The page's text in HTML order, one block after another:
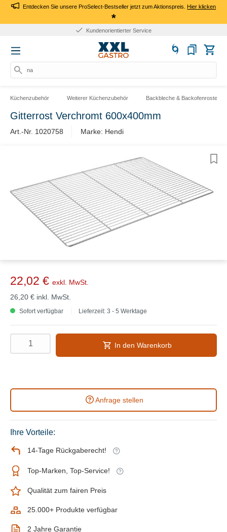
Entdecken Sie unsere ProSelect-Bestseller jetzt zum Aktionspreis.Hier klicken
*
Kundenorientierter Service
nach
Küchenzubehör Weiterer Küchenzubehör Backbleche & Backofenroste
Gitterrost Verchromt 600x400mm
Art.-Nr. 1020758 Marke: Hendi
22,02 € exkl. MwSt.
26,20 € inkl. MwSt.
Sofort verfügbar Lieferzeit: 3 - 5 Werktage
In den Warenkorb
Anfrage stellen
Ihre Vorteile:
14-Tage Rückgaberecht!
Top-Marken, Top-Service!
Qualität zum fairen Preis
25.000+ Produkte verfügbar
2 Jahre Garantie